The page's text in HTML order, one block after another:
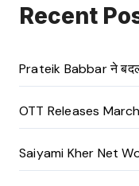
Recent
Prateik Babbar ने
OTT Releases
Saiyami Kher Net